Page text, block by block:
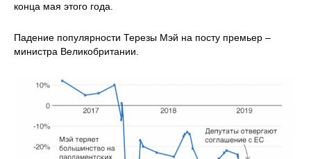
конца мая этого года.
Падение популярности Терезы Мэй на посту премьер –
министра Великобритании.